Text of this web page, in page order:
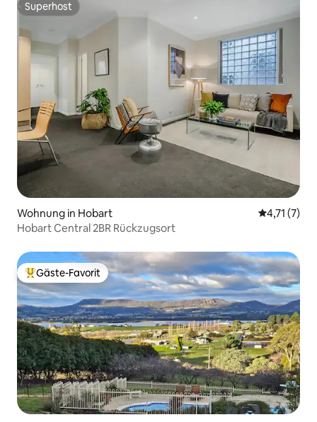
Superhost
Superhost
Wohnung in Hobart
4,71 (7)
Hobart Central 2BR Rückzugsort
Beliebter Gäste-Favorit.
Gäste-Favorit